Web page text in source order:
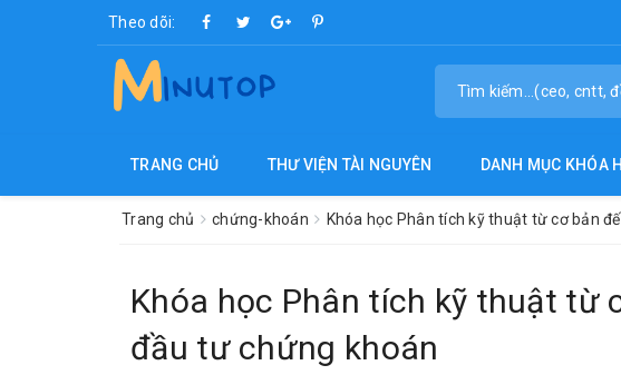
Theo dõi:
TRANG CHỦ THƯ VIỆN TÀI NGUYÊN DANH MỤC KHÓA
Trang chủ chứng-khoán Khóa học Phân tích kỹ thuật từ cơ bản
Khóa học Phân tích kỹ thuật từ
đầu tư chứng khoán